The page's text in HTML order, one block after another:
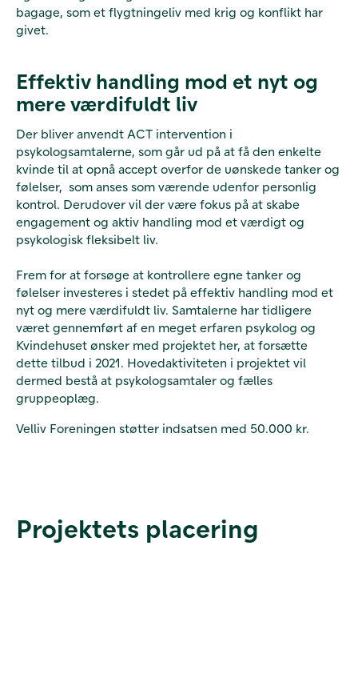
bagage, som et flygtningeliv med krig og konflikt har
givet.
Effektiv handling mod et nyt og
mere værdifuldt liv
Der bliver anvendt ACT intervention i
psykologsamtalerne, som går ud på at få den enkelte
kvinde til at opnå accept overfor de uønskede tanker og
følelser, som anses som værende udenfor personlig
kontrol. Derudover vil der være fokus på at skabe
engagement og aktiv handling mod et værdigt og
psykologisk fleksibelt liv.
Frem for at forsøge at kontrollere egne tanker og
følelser investeres i stedet på effektiv handling mod et
nyt og mere værdifuldt liv. Samtalerne har tidligere
været gennemført af en meget erfaren psykolog og
Kvindehuset ønsker med projektet her, at forsætte
dette tilbud i 2021. Hovedaktiviteten i projektet vil
dermed bestå at psykologsamtaler og fælles
gruppeoplæg.
Velliv Foreningen støtter indsatsen med 50.000 kr.
Projektets placering